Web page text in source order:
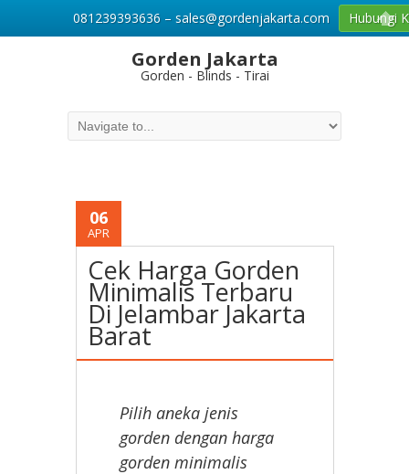
Gorden Jakarta
Gorden - Blinds - Tirai
06
APR
Cek Harga Gorden
Minimalis Terbaru
Di Jelambar Jakarta
Barat
Pilih aneka jenis
gorden dengan harga
gorden minimalis
081239393636 – sales@gordenjakarta.com Hubungi